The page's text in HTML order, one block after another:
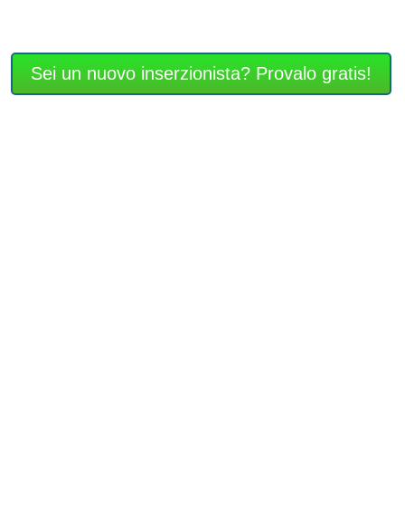
Sei un nuovo inserzionista? Provalo gratis!